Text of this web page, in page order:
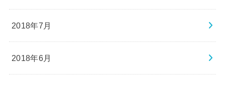
2018年7月
2018年6月